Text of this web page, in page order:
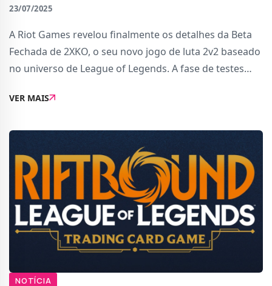
23/07/2025
A Riot Games revelou finalmente os detalhes da Beta
Fechada de 2XKO, o seu novo jogo de luta 2v2 baseado
no universo de League of Legends. A fase de testes
com versões para PlayStation 5 e Xbox Ser
VER MAIS
NOTÍCIA